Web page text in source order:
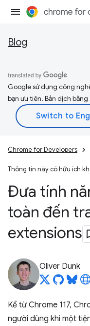
Blog
Google sử dụng công
bạn ưu tiên. Bản dịch
Chrome for Developers
Thông tin này có hữu ích
Đưa tính
toàn đến
extensions
Oliver Dunk
Kể từ Chrome 117,
người dùng khi một